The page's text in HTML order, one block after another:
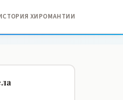
ХИРОМАНТИИ